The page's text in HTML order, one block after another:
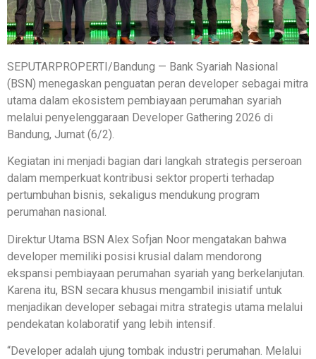
SEPUTARPROPERTI/Bandung — Bank Syariah Nasional
(BSN) menegaskan penguatan peran developer sebagai mitra
utama dalam ekosistem pembiayaan perumahan syariah
melalui penyelenggaraan Developer Gathering 2026 di
Bandung, Jumat (6/2).
Kegiatan ini menjadi bagian dari langkah strategis perseroan
dalam memperkuat kontribusi sektor properti terhadap
pertumbuhan bisnis, sekaligus mendukung program
perumahan nasional.
Direktur Utama BSN Alex Sofjan Noor mengatakan bahwa
developer memiliki posisi krusial dalam mendorong
ekspansi pembiayaan perumahan syariah yang berkelanjutan.
Karena itu, BSN secara khusus mengambil inisiatif untuk
menjadikan developer sebagai mitra strategis utama melalui
pendekatan kolaboratif yang lebih intensif.
“Developer adalah ujung tombak industri perumahan. Melalui